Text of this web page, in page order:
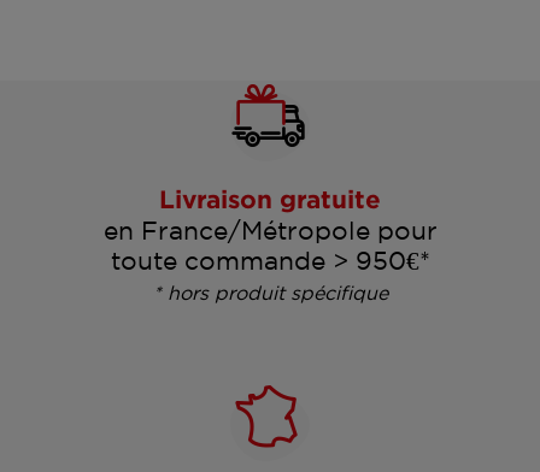
Livraison gratuite
en France/Métropole pour
toute commande > 950€*
* hors produit spécifique